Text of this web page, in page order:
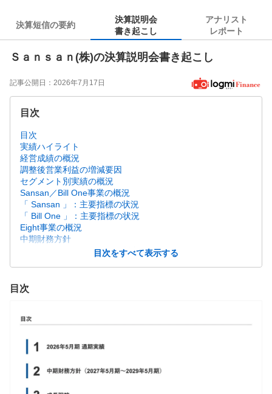
決算短信の要約
決算説明会
書き起こし
アナリスト
レポート
Ｓａｎｓａｎ(株)の決算説明会書き起こし
記事公開日： 2026年7月17日
目次をすべて表示する
目次
目次
実績ハイライト
経営成績の概況
調整後営業利益の増減要因
セグメント別実績の概況
Sansan／Bill One事業の概況
「 Sansan 」：主要指標の状況
「 Bill One 」：主要指標の状況
Eight事業の概況
中期財務方針
フリーキャッシュフローの創出
2027年5月期 主要コストの見通し
株主還元の実績と見通し
成長フェーズに応じた収益性マネジメント
「Sansan」：提供価値の拡大
「Sansan」：オンライン会議連携
「Sansan」：「 AIサーチ」
「Sansan」：新料金プラン
「Bill One」：業績推移
目次